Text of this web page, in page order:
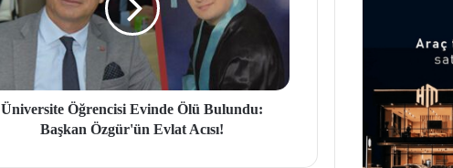
Üniversite Öğrencisi Evinde Ölü Bulundu:
Başkan Özgür'ün Evlat Acısı!